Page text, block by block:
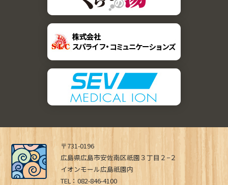
〒731-0196
広島県広島市安佐南区祇園３丁目２−２
イオンモール広島祇園内
TEL：082-846-4100